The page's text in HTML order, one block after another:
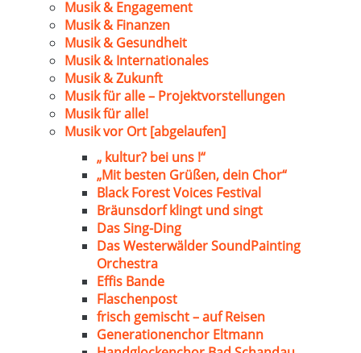
Musik & Engagement
Musik & Finanzen
Musik & Gesundheit
Musik & Internationales
Musik & Zukunft
Musik für alle – Projektvorstellungen
Musik für alle!
Musik vor Ort [abgelaufen]
„ kultur? bei uns !“
„Mit besten Grüßen, dein Chor“
Black Forest Voices Festival
Bräunsdorf klingt und singt
Das Sing-Ding
Das Westerwälder SoundPainting
Orchestra
Effis Bande
Flaschenpost
frisch gemischt – auf Reisen
Generationenchor Eltmann